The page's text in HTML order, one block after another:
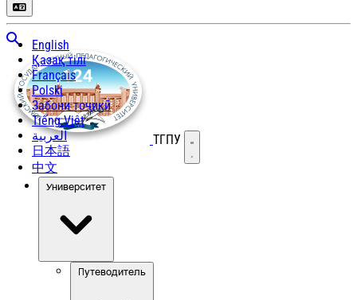
English
Қазақ тілі
Français
Polski
Забони тоҷикӣ
Tiếng Việt
العربية
日本語
中文
ТГПУ Открыть меню
Университет
Путеводитель